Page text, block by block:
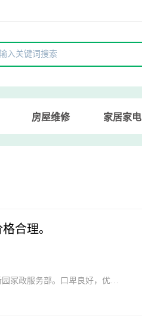
房屋维修 家居家电
合理。
家政服务部。口卑良好，优质